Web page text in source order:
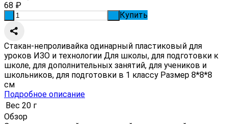
68 ₽
Купить
Стакан-непроливайка одинарный пластиковый для
уроков ИЗО и технологии Для школы, для подготовки к
школе, для дополнительных занятий, для учеников и
школьников, для подготовки в 1 классу Размер 8*8*8
см
Подробное описание
Вес 20 г
Обзор